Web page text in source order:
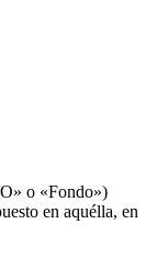
o «Fondo»)
en aquélla, en